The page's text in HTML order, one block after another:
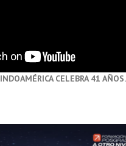
INDOAMÉRICA CELEBRA 41 AÑOS.